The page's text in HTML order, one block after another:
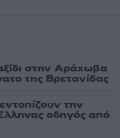
στην Αράχωβα
της Βρετανίδας
την
οδηγός από